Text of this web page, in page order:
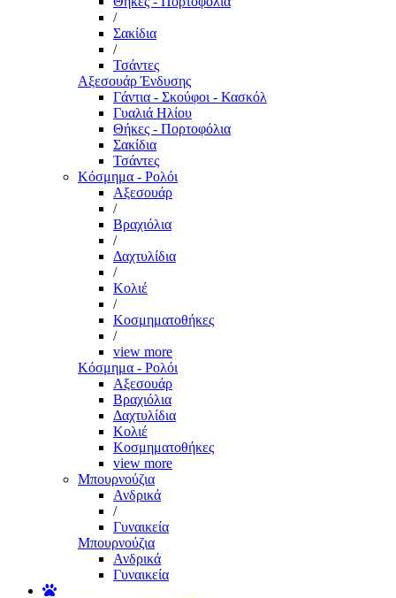
/
Σακίδια
/
Τσάντες
Αξεσουάρ Ένδυσης
Γάντια - Σκούφοι - Κασκόλ
Γυαλιά Ηλίου
Θήκες - Πορτοφόλια
Σακίδια
Τσάντες
Κόσμημα - Ρολόι
Αξεσουάρ
/
Βραχιόλια
/
Δαχτυλίδια
/
Κολιέ
/
Κοσμηματοθήκες
/
view more
Κόσμημα - Ρολόι
Αξεσουάρ
Βραχιόλια
Δαχτυλίδια
Κολιέ
Κοσμηματοθήκες
view more
Μπουρνούζια
Ανδρικά
/
Γυναικεία
Μπουρνούζια
Ανδρικά
Γυναικεία